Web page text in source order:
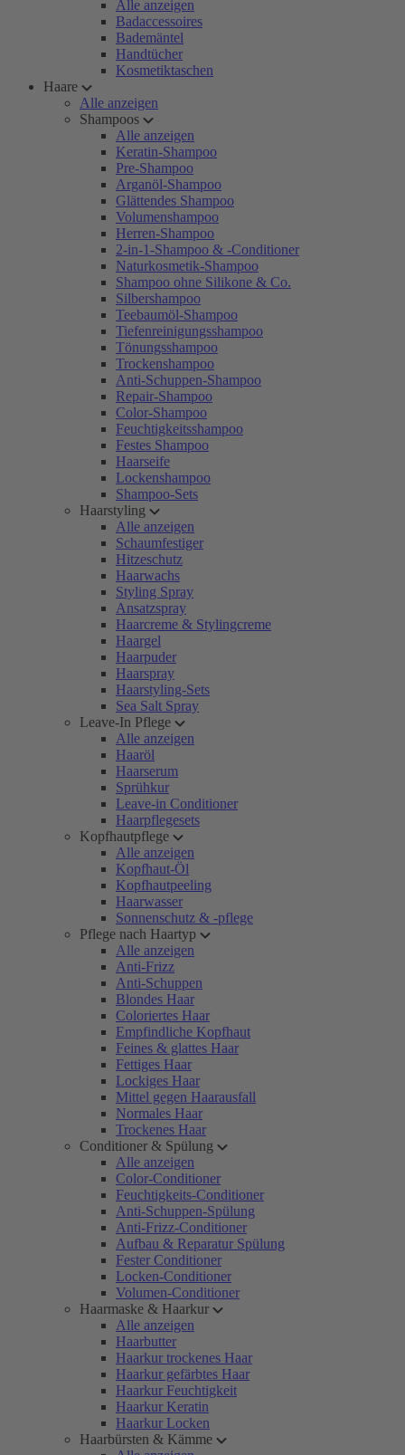
Alle anzeigen
Badaccessoires
Bademäntel
Handtücher
Kosmetiktaschen
Haare
Alle anzeigen
Shampoos
Alle anzeigen
Keratin-Shampoo
Pre-Shampoo
Arganöl-Shampoo
Glättendes Shampoo
Volumenshampoo
Herren-Shampoo
2-in-1-Shampoo & -Conditioner
Naturkosmetik-Shampoo
Shampoo ohne Silikone & Co.
Silbershampoo
Teebaumöl-Shampoo
Tiefenreinigungsshampoo
Tönungsshampoo
Trockenshampoo
Anti-Schuppen-Shampoo
Repair-Shampoo
Color-Shampoo
Feuchtigkeitsshampoo
Festes Shampoo
Haarseife
Lockenshampoo
Shampoo-Sets
Haarstyling
Alle anzeigen
Schaumfestiger
Hitzeschutz
Haarwachs
Styling Spray
Ansatzspray
Haarcreme & Stylingcreme
Haargel
Haarpuder
Haarspray
Haarstyling-Sets
Sea Salt Spray
Leave-In Pflege
Alle anzeigen
Haaröl
Haarserum
Sprühkur
Leave-in Conditioner
Haarpflegesets
Kopfhautpflege
Alle anzeigen
Kopfhaut-Öl
Kopfhautpeeling
Haarwasser
Sonnenschutz & -pflege
Pflege nach Haartyp
Alle anzeigen
Anti-Frizz
Anti-Schuppen
Blondes Haar
Coloriertes Haar
Empfindliche Kopfhaut
Feines & glattes Haar
Fettiges Haar
Lockiges Haar
Mittel gegen Haarausfall
Normales Haar
Trockenes Haar
Conditioner & Spülung
Alle anzeigen
Color-Conditioner
Feuchtigkeits-Conditioner
Anti-Schuppen-Spülung
Anti-Frizz-Conditioner
Aufbau & Reparatur Spülung
Fester Conditioner
Locken-Conditioner
Volumen-Conditioner
Haarmaske & Haarkur
Alle anzeigen
Haarbutter
Haarkur trockenes Haar
Haarkur gefärbtes Haar
Haarkur Feuchtigkeit
Haarkur Keratin
Haarkur Locken
Haarbürsten & Kämme